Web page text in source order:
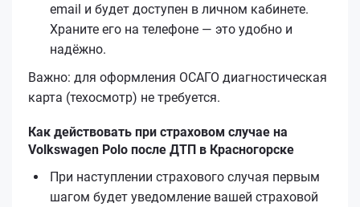
email и будет доступен в личном кабинете.
Храните его на телефоне — это удобно и
надёжно.
Важно: для оформления ОСАГО диагностическая
карта (техосмотр) не требуется.
Как действовать при страховом случае на
Volkswagen Polo после ДТП в Красногорске
При наступлении страхового случая первым
шагом будет уведомление вашей страховой